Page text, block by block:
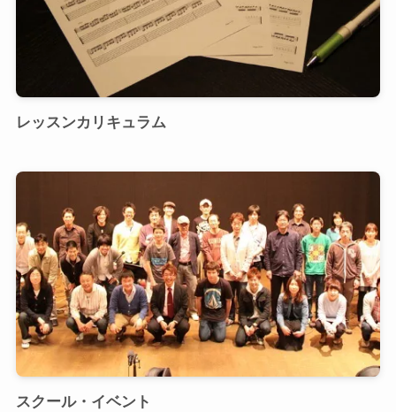
レッスンカリキュラム
スクール・イベント